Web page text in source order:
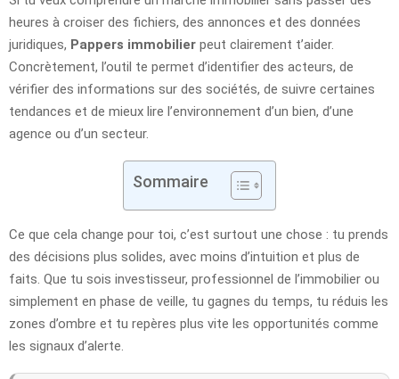
heures à croiser des fichiers, des annonces et des données
juridiques, Pappers immobilier peut clairement t’aider.
Concrètement, l’outil te permet d’identifier des acteurs, de
vérifier des informations sur des sociétés, de suivre certaines
tendances et de mieux lire l’environnement d’un bien, d’une
agence ou d’un secteur.
Sommaire
Ce que cela change pour toi, c’est surtout une chose : tu prends
des décisions plus solides, avec moins d’intuition et plus de
faits. Que tu sois investisseur, professionnel de l’immobilier ou
simplement en phase de veille, tu gagnes du temps, tu réduis les
zones d’ombre et tu repères plus vite les opportunités comme
les signaux d’alerte.